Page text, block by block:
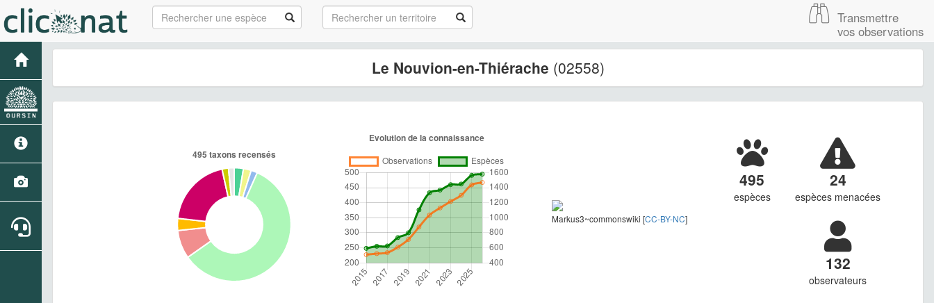
Transmettre
vos observations
Le Nouvion-en-Thiérache (02558)
Markus3~commonswiki [CC-BY-NC]
495
espèces
24
espèces menacées
132
observateurs